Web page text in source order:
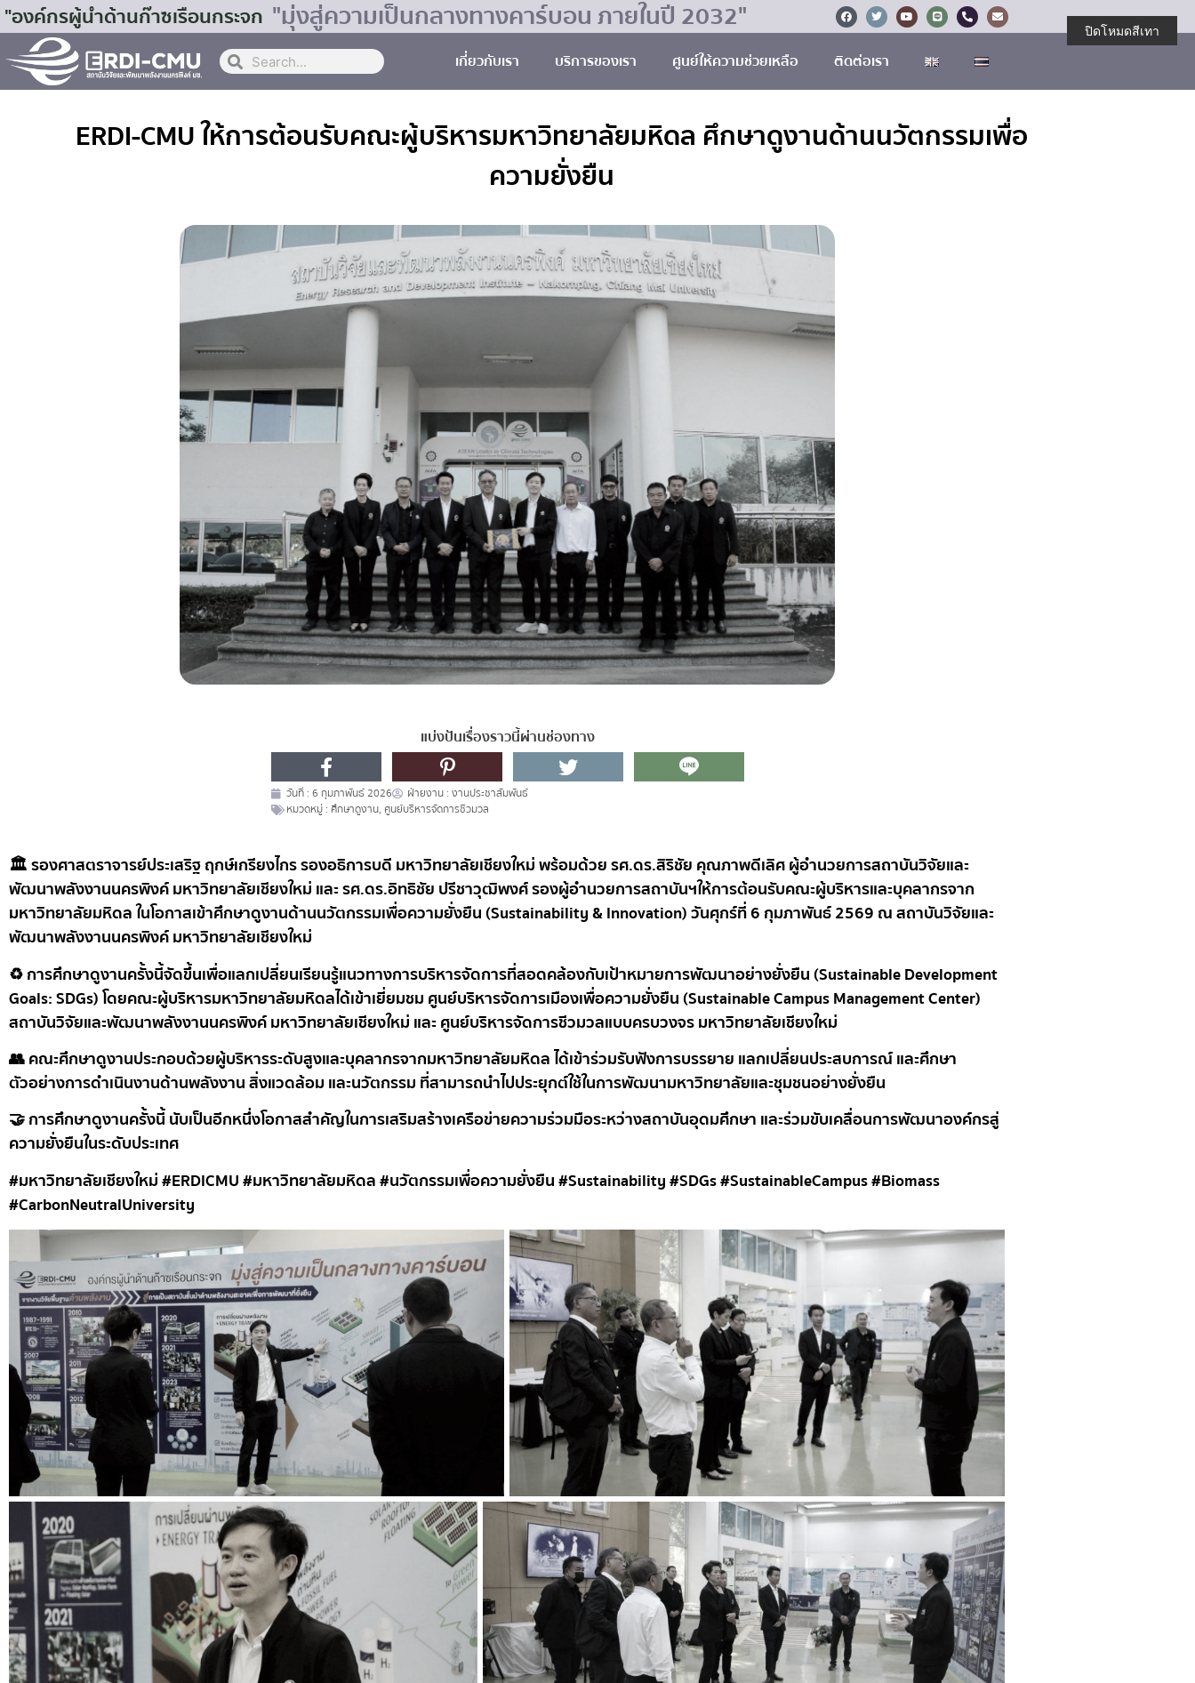
"องค์กรผู้นำด้านก๊าซเรือนกระจก "มุ่งสู่ความเป็นกลางทางคาร์บอน ภายในปี 2032"
เกี่ยวกับเรา บริการของเรา ศูนย์ให้ความช่วยเหลือ ติดต่อเรา
ERDI-CMU ให้การต้อนรับคณะผู้บริหารมหาวิทยาลัยมหิดล ศึกษาดูงานด้านนวัตกรรมเพื่อ
ความยั่งยืน
แบ่งปันเรื่องราวนี้ผ่านช่องทาง
วันที่ : 6 กุมภาพันธ์ 2026 ฝ่ายงาน : งานประชาสัมพันธ์
หมวดหมู่ : ศึกษาดูงาน, ศูนย์บริหารจัดการชีวมวล
🏛️ รองศาสตราจารย์ประเสริฐ ฤกษ์เกรียงไกร รองอธิการบดี มหาวิทยาลัยเชียงใหม่ พร้อมด้วย รศ.ดร.สิริชัย คุณภาพดีเลิศ ผู้อำนวยการสถาบันวิจัยและ
พัฒนาพลังงานนครพิงค์ มหาวิทยาลัยเชียงใหม่ และ รศ.ดร.อิทธิชัย ปรีชาวุฒิพงศ์ รองผู้อำนวยการสถาบันฯให้การต้อนรับคณะผู้บริหารและบุคลากรจาก
มหาวิทยาลัยมหิดล ในโอกาสเข้าศึกษาดูงานด้านนวัตกรรมเพื่อความยั่งยืน (Sustainability & Innovation) วันศุกร์ที่ 6 กุมภาพันธ์ 2569 ณ สถาบันวิจัยและ
พัฒนาพลังงานนครพิงค์ มหาวิทยาลัยเชียงใหม่
♻️ การศึกษาดูงานครั้งนี้จัดขึ้นเพื่อแลกเปลี่ยนเรียนรู้แนวทางการบริหารจัดการที่สอดคล้องกับเป้าหมายการพัฒนาอย่างยั่งยืน (Sustainable Development
Goals: SDGs) โดยคณะผู้บริหารมหาวิทยาลัยมหิดลได้เข้าเยี่ยมชม ศูนย์บริหารจัดการเมืองเพื่อความยั่งยืน (Sustainable Campus Management Center)
สถาบันวิจัยและพัฒนาพลังงานนครพิงค์ มหาวิทยาลัยเชียงใหม่ และ ศูนย์บริหารจัดการชีวมวลแบบครบวงจร มหาวิทยาลัยเชียงใหม่
👥 คณะศึกษาดูงานประกอบด้วยผู้บริหารระดับสูงและบุคลากรจากมหาวิทยาลัยมหิดล ได้เข้าร่วมรับฟังการบรรยาย แลกเปลี่ยนประสบการณ์ และศึกษา
ตัวอย่างการดำเนินงานด้านพลังงาน สิ่งแวดล้อม และนวัตกรรม ที่สามารถนำไปประยุกต์ใช้ในการพัฒนามหาวิทยาลัยและชุมชนอย่างยั่งยืน
🤝 การศึกษาดูงานครั้งนี้ นับเป็นอีกหนึ่งโอกาสสำคัญในการเสริมสร้างเครือข่ายความร่วมมือระหว่างสถาบันอุดมศึกษา และร่วมขับเคลื่อนการพัฒนาองค์กรสู่
ความยั่งยืนในระดับประเทศ
#มหาวิทยาลัยเชียงใหม่ #ERDICMU #มหาวิทยาลัยมหิดล #นวัตกรรมเพื่อความยั่งยืน #Sustainability #SDGs #SustainableCampus #Biomass
#CarbonNeutralUniversity
ปิดโหมดสีเทา